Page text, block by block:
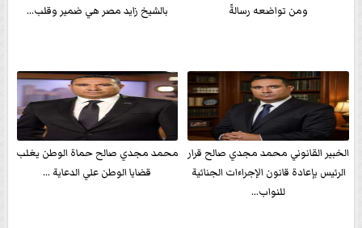
ومن تواضعه رسالةً
بالشيخ زايد مصر هي ضمير وقلب...
الخبير القانوني محمد مجدي صالح قرار
الرئيس بإعادة قانون الإجراءات الجنائية
للنواب...
محمد مجدي صالح حماة الوطن يغلب
قضايا الوطن علي الدعاية ...